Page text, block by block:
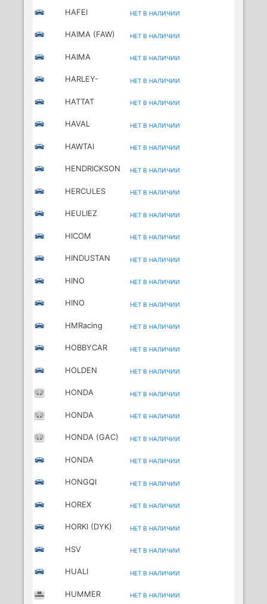
HAFEI НЕТ В НАЛИЧИИ
HAIMA (FAW) НЕТ В НАЛИЧИИ
HAIMA
НЕТ В НАЛИЧИИ
HARLEY-
НЕТ В НАЛИЧИИ
HATTAT
НЕТ В НАЛИЧИИ
HAVAL НЕТ В НАЛИЧИИ
HAWTAI НЕТ В НАЛИЧИИ
HENDRICKSON НЕТ В НАЛИЧИИ
HERCULES
НЕТ В НАЛИЧИИ
HEULIEZ НЕТ В НАЛИЧИИ
HICOM НЕТ В НАЛИЧИИ
HINDUSTAN НЕТ В НАЛИЧИИ
HINO НЕТ В НАЛИЧИИ
HINO
НЕТ В НАЛИЧИИ
HMRacing
НЕТ В НАЛИЧИИ
HOBBYCAR НЕТ В НАЛИЧИИ
HOLDEN НЕТ В НАЛИЧИИ
HONDA НЕТ В НАЛИЧИИ
HONDA
НЕТ В НАЛИЧИИ
HONDA (GAC) НЕТ В НАЛИЧИИ
HONDA
НЕТ В НАЛИЧИИ
HONGQI НЕТ В НАЛИЧИИ
HOREX
НЕТ В НАЛИЧИИ
HORKI (DYK) НЕТ В НАЛИЧИИ
HSV НЕТ В НАЛИЧИИ
HUALI НЕТ В НАЛИЧИИ
HUMMER НЕТ В НАЛИЧИИ